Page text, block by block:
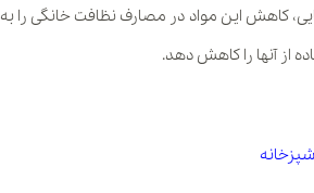
کاهش این مواد در مصارف نظافت خانگی را به
از آنها را کاهش دهد.